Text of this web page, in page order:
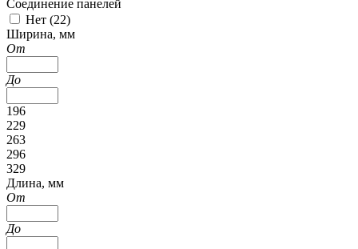
Соединение панелей
Нет (22)
Ширина, мм
От
До
196
229
263
296
329
Длина, мм
От
До